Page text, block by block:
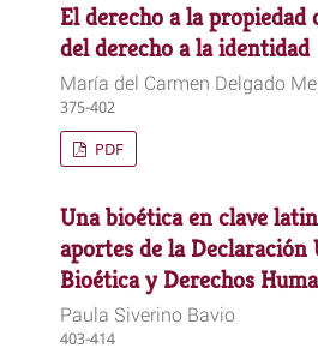
El derecho a la
del derecho a la identidad
María del Carmen Delgado
375-402
PDF
Una bioética en clave
aportes de la Declaración
Bioética y Derechos
Paula Siverino Bavio
403-414